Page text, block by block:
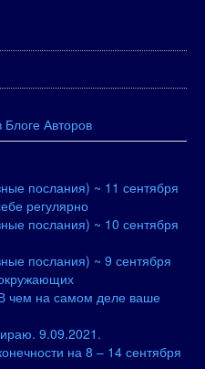
Блоге Авторов
послания) ~ 11 сентября
регулярно
послания) ~ 10 сентября
послания) ~ 9 сентября
чем на самом деле ваше
9.09.2021.
на 8 – 14 сентября